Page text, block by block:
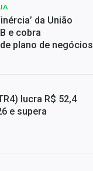
da União
e cobra
plano de negócios
lucra R$ 52,4
e supera